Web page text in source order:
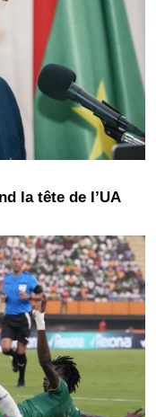
la tête de l’UA